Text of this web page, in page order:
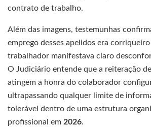
contrato de trabalho.
Além das imagens, testemunhas
emprego desses apelidos era
trabalhador manifestava claro
O Judiciário entende que a reiteração
atingem a honra do colaborador
ultrapassando qualquer limite de
tolerável dentro de uma estrutura
profissional em 2026.